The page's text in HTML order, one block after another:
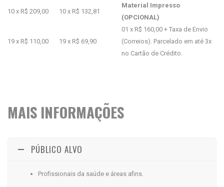
10 x R$ 209,00 10 x R$ 132,81
Material Impresso
(OPCIONAL)
19 x R$ 110,00 19 x R$ 69,90
01 x R$ 160,00 + Taxa de Envio
(Correios). Parcelado em até 3x
no Cartão de Crédito.
MAIS INFORMAÇÕES
PÚBLICO ALVO
Profissionais da saúde e áreas afins.